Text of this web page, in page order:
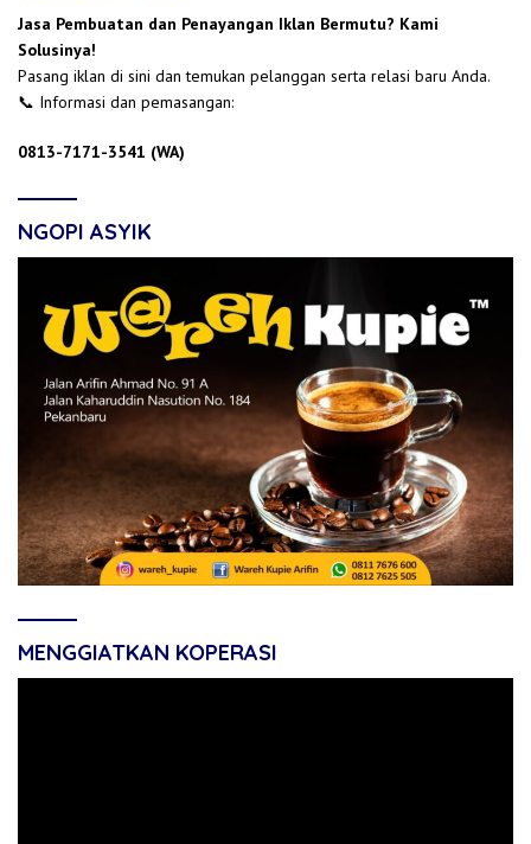
Jasa Pembuatan dan Penayangan Iklan Bermutu? Kami
Solusinya!
Pasang iklan di sini dan temukan pelanggan serta relasi baru Anda.
📞 Informasi dan pemasangan:
0813-7171-3541 (WA)
NGOPI ASYIK
MENGGIATKAN KOPERASI